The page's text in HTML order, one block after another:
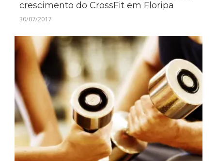
crescimento do CrossFit em Floripa
30/07/2017